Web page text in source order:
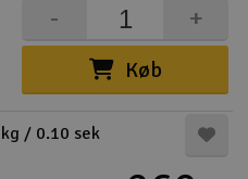
Køb
+
-
/ 0.10 sek